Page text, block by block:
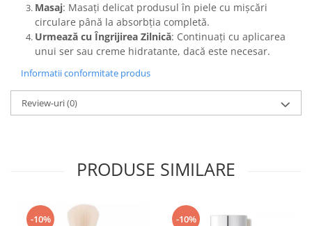
Masaj: Masați delicat produsul în piele cu mișcări
circulare până la absorbția completă.
Urmează cu Îngrijirea Zilnică: Continuați cu aplicarea
unui ser sau creme hidratante, dacă este necesar.
Informatii conformitate produs
Review-uri(0)
PRODUSE SIMILARE
-10% -10%